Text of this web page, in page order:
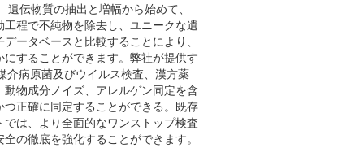
伝物質の抽出と増幅から始めて、
程で不純物を除去し、ユニークな遺
ータベースと比較することにより、
することができます。弊社が提供す
介病原菌及びウイルス検査、漢方薬
物成分ノイズ、アレルゲン同定を含
正確に同定することができる。既存
は、より全面的なワンストップ検査
の徹底を強化することができます。